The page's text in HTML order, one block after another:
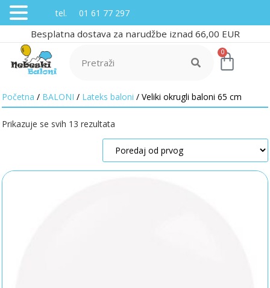
Besplatna dostava za narudžbe iznad 66,00 EUR
0
Početna / BALONI / Lateks baloni / Veliki okrugli baloni 65 cm
Prikazuje se svih 13 rezultata
tel. 01 61 77 297